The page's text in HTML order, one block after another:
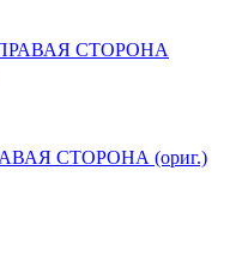
СТОРОНА (ориг.)